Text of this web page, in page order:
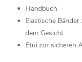
Handbuch
Elastische
dem Gesicht
Etui zur sicheren